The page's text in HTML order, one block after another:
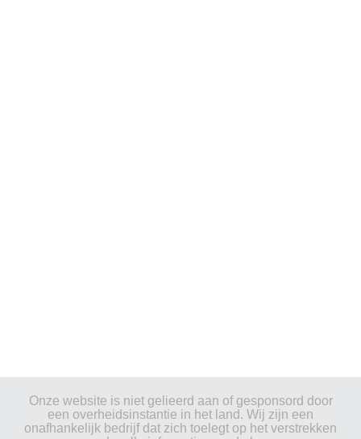
Onze website is niet gelieerd aan of gesponsord door
een overheidsinstantie in het land. Wij zijn een
onafhankelijk bedrijf dat zich toelegt op het verstrekken